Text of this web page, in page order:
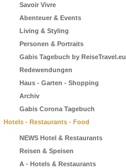
Savoir Vivre
Abenteuer & Events
Living & Styling
Personen & Portraits
Gabis Tagebuch by ReiseTravel.eu
Redewendungen
Haus - Garten - Shopping
Archiv
Gabis Corona Tagebuch
Hotels - Restaurants - Food
NEWS Hotel & Restaurants
Reisen & Speisen
A - Hotels & Restaurants